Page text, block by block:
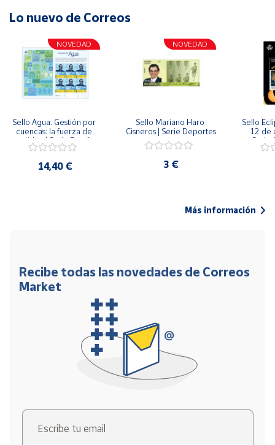
Lo nuevo de Correos
NOVEDAD
Sello Agua. Gestión por
cuencas: la fuerza de
una idea.| Serie España
ES| Pliego Premium
14,40 €
NOVEDAD
Sello Mariano Haro
Cisneros | Serie Deportes
3 €
Sello
12 de
Serie
Más información
Recibe todas las novedades de Correos
Market
Escribe tu email